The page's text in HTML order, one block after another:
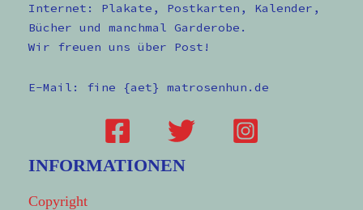
Internet: Plakate, Postkarten, Kalender,
Bücher und manchmal Garderobe.
Wir freuen uns über Post!
E-Mail: fine {aet} matrosenhun.de
INFORMATIONEN
Copyright